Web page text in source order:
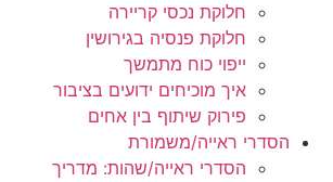
חלוקת נכסי קריירה
חלוקת פנסיה בגירושין
ייפוי כוח מתמשך
איך מוכיחים ידועים בציבור
פירוק שיתוף בין אחים
הסדרי ראייה/משמורת
הסדרי ראייה/שהות: מדריך